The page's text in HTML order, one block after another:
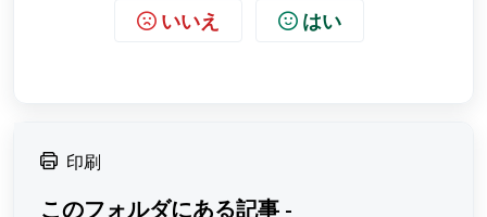
いいえ はい
印刷
このフォルダにある記事 -